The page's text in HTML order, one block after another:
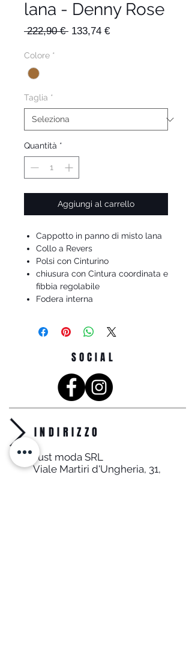
lana - Denny Rose
222,90 € Prezzo
133,74 €Prezzo
Colore *
Taglia *
Quantità *
Aggiungi al carrello
Cappotto in panno di misto lana
Collo a Revers
Polsi con Cinturino
chiusura con Cintura coordinata e
fibbia regolabile
Fodera interna
SOCIAL
INDIRIZZO
Just moda SRL
Viale Martiri d'Ungheria, 31,